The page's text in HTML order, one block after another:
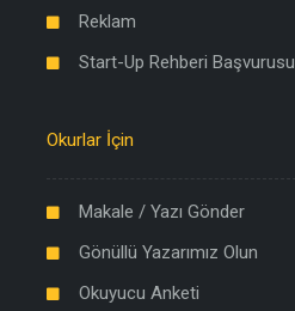
Reklam
Start-Up Rehberi Başvurusu
Okurlar İçin
Makale / Yazı Gönder
Gönüllü Yazarımız Olun
Okuyucu Anketi